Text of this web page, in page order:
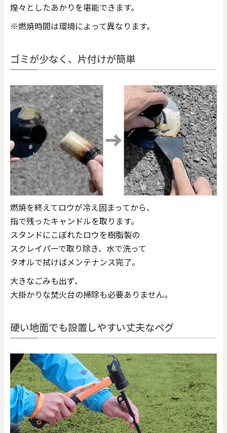
煌々としたあかりを堪能できます。
※燃焼時間は環境によって異なります。
ゴミが少なく、片付けが簡単
燃焼を終えてロウが冷え固まってから、
指で残ったキャンドルを取ります。
スタンドにこぼれたロウを樹脂製の
スクレイパーで取り除き、水で洗って
タオルで拭けばメンテナンス完了。
大きなごみも出ず、
大掛かりな焚火台の掃除も必要ありません。
硬い地面でも設置しやすい丈夫なペグ